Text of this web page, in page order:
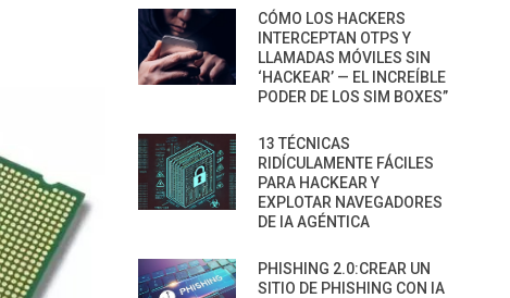
CÓMO LOS HACKERS
INTERCEPTAN OTPS Y
LLAMADAS MÓVILES SIN
‘HACKEAR’ — EL INCREÍBLE
PODER DE LOS SIM BOXES”
13 TÉCNICAS
RIDÍCULAMENTE FÁCILES
PARA HACKEAR Y
EXPLOTAR NAVEGADORES
DE IA AGÉNTICA
PHISHING 2.0:CREAR UN
SITIO DE PHISHING CON IA